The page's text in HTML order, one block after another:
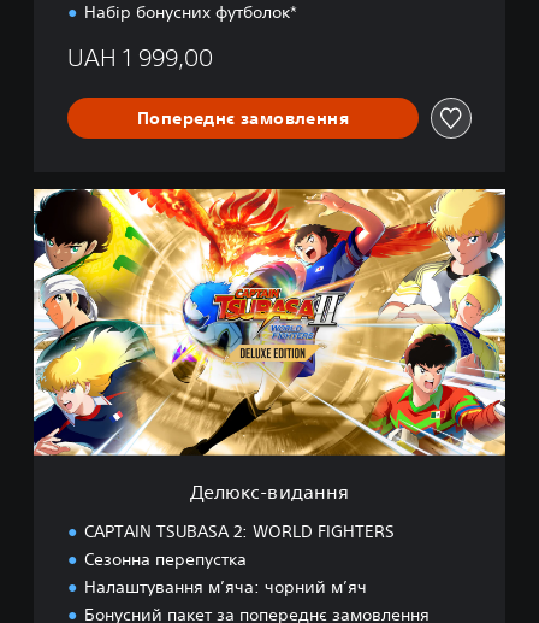
Набір бонусних футболок*
UAH 1 999,00
Попереднє замовлення
Д
е
л
ю
к
с
-
в
и
д
н
Делюкс-видання
CAPTAIN TSUBASA 2: WORLD FIGHTERS
Сезонна перепустка
Налаштування м’яча: чорний м’яч
Бонусний пакет за попереднє замовлення